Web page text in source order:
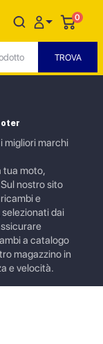
0
migliori marchi
tua moto,
nostro sito
e
dai
a catalogo
magazzino in
e velocità.